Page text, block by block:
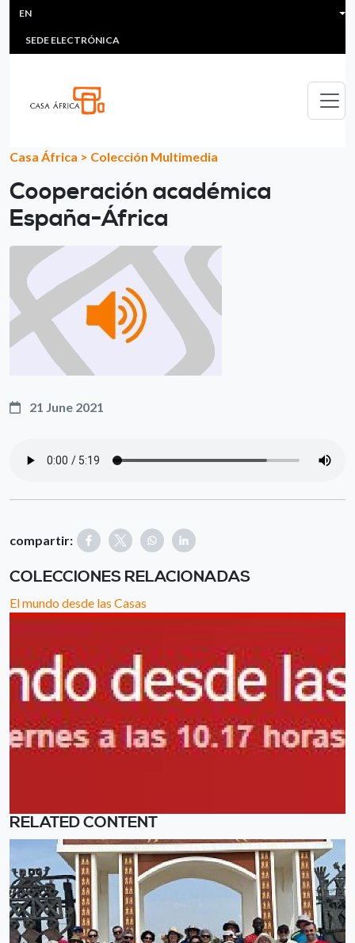
Skip to main content
HEADER MENU
MULTIMEDIA
SEDE ELECTRÓNICA
EN
Casa África > Colección Multimedia
Cooperación académica
España-África
21 June 2021
compartir:
COLECCIONES RELACIONADAS
El mundo desde las Casas
RELATED CONTENT